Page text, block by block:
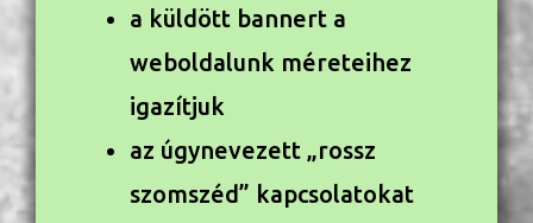
a küldött bannert a
weboldalunk méreteihez
igazítjuk
az úgynevezett „rossz
szomszéd” kapcsolatokat